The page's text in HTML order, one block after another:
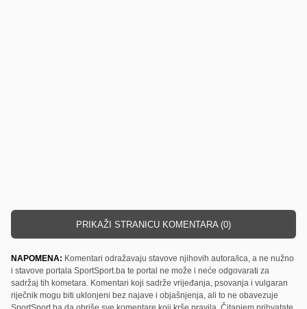
PRIKAŽI STRANICU KOMENTARA (0)
NAPOMENA: Komentari odražavaju stavove njihovih autora/ica, a ne nužno
i stavove portala SportSport.ba te portal ne može i neće odgovarati za
sadržaj tih kometara. Komentari koji sadrže vrijeđanja, psovanja i vulgaran
riječnik mogu biti uklonjeni bez najave i objašnjenja, ali to ne obavezuje